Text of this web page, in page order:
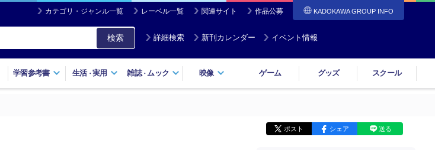
カテゴリ・ジャンル一覧 レーベル一覧 関連サイト 作品公募 KADOKAWA GROUP INFO
検索 詳細検索 新刊カレンダー イベント情報
学習参考書 生活・実用 雑誌・ ムック 映像 ゲーム グッズ スクール
ポスト シェア 送る